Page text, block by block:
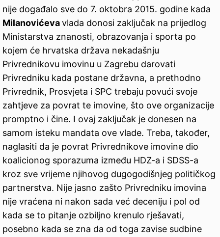
nije događalo sve do 7. oktobra 2015. godine kada
Milanovićevavlada donosi zaključak na prijedlog
Ministarstva znanosti, obrazovanja i sporta po
kojem će hrvatska država nekadašnju
Privrednikovu imovinu u Zagrebu darovati
Privredniku kada postane državna, a prethodno
Privrednik, Prosvjeta i SPC trebaju povući svoje
zahtjeve za povrat te imovine, što ove organizacije
promptno i čine. I ovaj zaključak je donesen na
samom isteku mandata ove vlade. Treba, također,
naglasiti da je povrat Privrednikove imovine dio
koalicionog sporazuma između HDZ-a i SDSS-a
kroz sve vrijeme njihovog dugogodišnjeg političkog
partnerstva. Nije jasno zašto Privredniku imovina
nije vraćena ni nakon sada već deceniju i pol od
kada se to pitanje ozbiljno krenulo rješavati,
posebno kada se zna da od toga zavise sudbine